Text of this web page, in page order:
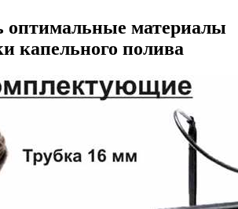
оптимальные материалы
капельного полива